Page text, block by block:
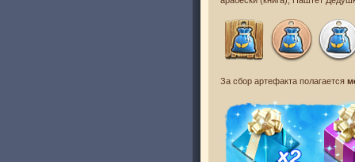
За сбор артефакта полагается